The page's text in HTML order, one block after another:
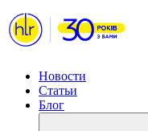
Новости
Статьи
Блог